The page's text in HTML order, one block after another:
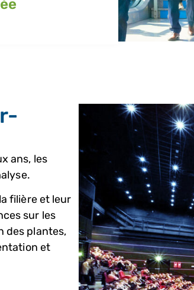
ans, les
filière et leur
sur les
des plantes,
et